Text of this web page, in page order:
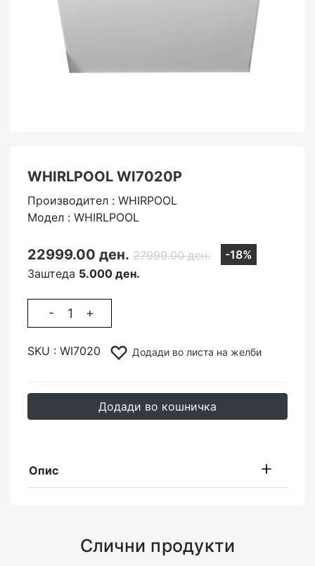
WHIRLPOOL WI7020P
Производител : WHIRPOOL
Модел : WHIRLPOOL
22999.00 ден. 27999.00 ден.
-18%
Заштеда 5.000 ден.
- +
SKU : WI7020 Додади во листа на желби
Додади во кошничка
Опис
Слични продукти